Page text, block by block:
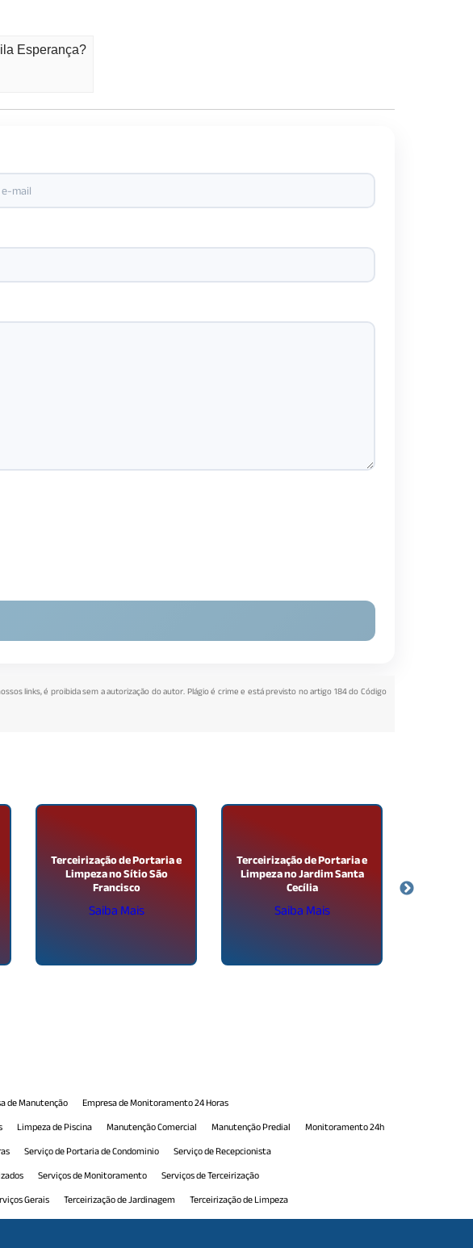
Esperança?
links, é proibida sem a autorização do autor. Plágio é crime e está previsto no artigo 184 do Código
Terceirização de Portaria e
Limpeza no Sítio São
Francisco
Saiba Mais
Terceirização de Portaria e
Limpeza no Jardim Santa
Cecília
Saiba Mais
de Manutenção
Empresa de Monitoramento 24 Horas
Limpeza de Piscina Manutenção Comercial Manutenção Predial
Monitoramento 24h
Serviço de Portaria de Condominio
Serviço de Recepcionista
Serviços de Monitoramento
Serviços de Terceirização
Gerais Terceirização de Jardinagem
Terceirização de Limpeza
de Monitoramento Terceirização de Portaria
Terceirização de Portaria 24h